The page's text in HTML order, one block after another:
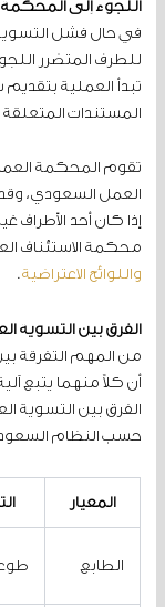
اللجوء إلى المحكمة
في حال فشل
للطرف المتضرر
تبدأ العملية
المستندات
تقوم المحكمة
العمل السعودي،
إذا كان أحد
محكمة الاستئناف
واللوائح الاعتراضية.
الفرق بين التسوية
من المهم التفرقة
أن كلاً منهما يتبع
الفرق بين التسوية
حسب النظام
المعيار
الطابع